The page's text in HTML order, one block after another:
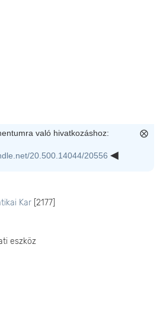
való hivatkozáshoz:
20.500.14044/20556
Kar [2177]
eszköz